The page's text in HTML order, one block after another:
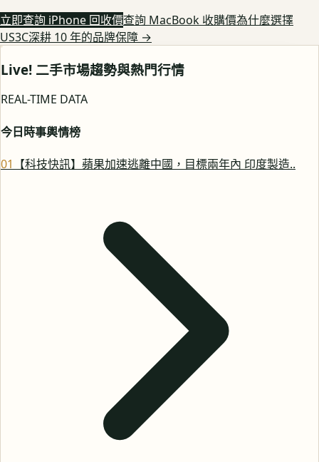
立即查詢 iPhone 回收價查詢 MacBook 收購價為什麼選擇
US3C深耕 10 年的品牌保障 →
Live! 二手市場趨勢與熱門行情
REAL-TIME DATA
今日時事輿情榜
01 【科技快訊】蘋果加速逃離中國，目標兩年內 印度製造..